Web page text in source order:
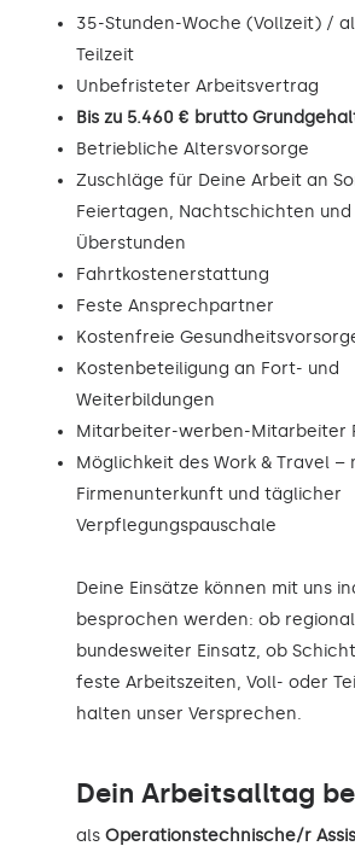
35-Stunden-Woche (Vollzeit) /
Teilzeit
Unbefristeter Arbeitsvertrag
Bis zu 5.460 € brutto
Betriebliche Altersvorsorge
Zuschläge für Deine Arbeit an
Feiertagen, Nachtschichten und
Überstunden
Fahrtkostenerstattung
Feste Ansprechpartner
Kostenfreie
Kostenbeteiligung an Fort- und
Weiterbildungen
Mitarbeiter-werben-Mitarbeiter
Möglichkeit des Work & Travel
Firmenunterkunft und täglicher
Verpflegungspauschale
Deine Einsätze können mit uns
besprochen werden: ob
bundesweiter Einsatz, ob
feste Arbeitszeiten, Voll- oder
halten unser Versprechen.
Dein Arbeitsalltag
als Operationstechnische/r